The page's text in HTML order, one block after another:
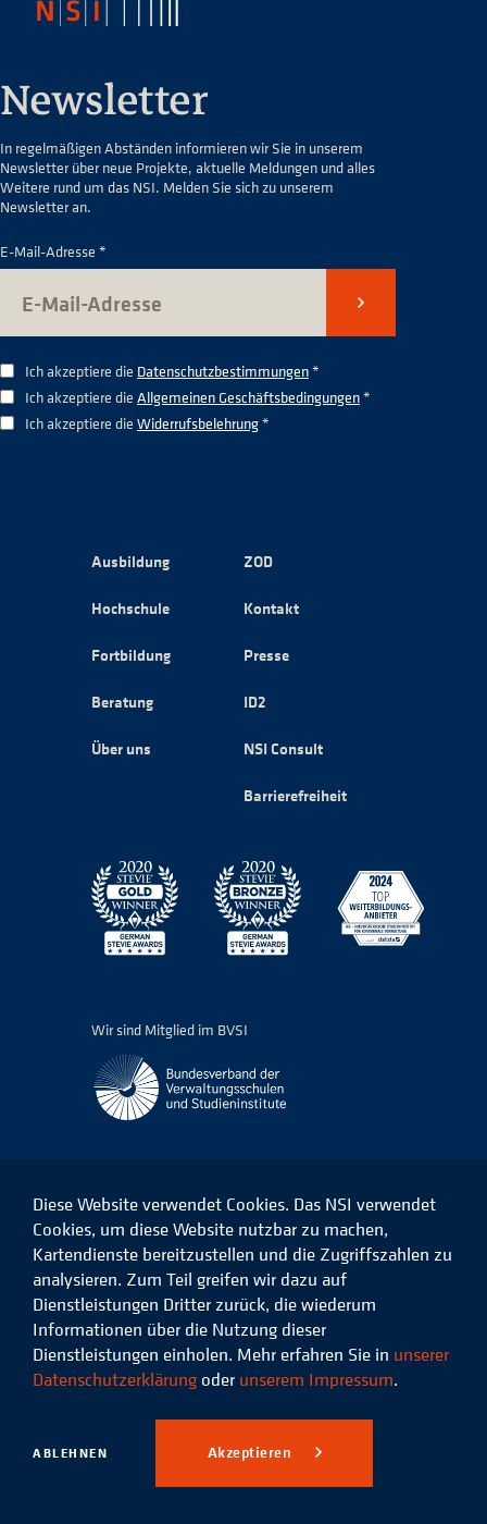
Newsletter
In regelmäßigen Abständen informieren wir Sie in unserem
Newsletter über neue Projekte, aktuelle Meldungen und alles
Weitere rund um das NSI. Melden Sie sich zu unserem
Newsletter an.
E-Mail-Adresse *
Senden
Ich akzeptiere die Datenschutzbestimmungen*
Ich akzeptiere die Allgemeinen Geschäftsbedingungen*
Ich akzeptiere die Widerrufsbelehrung*
Ausbildung
Hochschule
Fortbildung
Beratung
Über uns
ZOD
Kontakt
Presse
ID2
NSI Consult
Barrierefreiheit
Wir sind Mitglied im BVSI
Das
NSI
Facebook
Das
NSI
auf
LinkedIn
Das
NSI
auf
Instagram
Das
Xing
© 2026 Niedersächsisches
Studieninstitut für kommunale
Verwaltung e.V.
Datenschutz Impressum
Diese Website verwendet Cookies. Das NSI verwendet
Cookies, um diese Website nutzbar zu machen,
Kartendienste bereitzustellen und die Zugriffszahlen zu
analysieren. Zum Teil greifen wir dazu auf
Dienstleistungen Dritter zurück, die wiederum
Informationen über die Nutzung dieser
Dienstleistungen einholen. Mehr erfahren Sie in unserer
Datenschutzerklärung oder unserem Impressum.
ABLEHNEN Akzeptieren